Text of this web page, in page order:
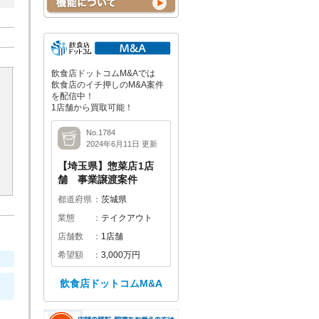
飲食店ドットコムM&Aでは
飲食店のイチ押しのM&A案件
を配信中！
1店舗から買取可能！
No.1784
2024年6月11日 更新
【埼玉県】惣菜店1店
舗 事業譲渡案件
都道府県
茨城県
業態
テイクアウト
店舗数
1店舗
希望額
3,000万円
飲食店ドットコムM&A